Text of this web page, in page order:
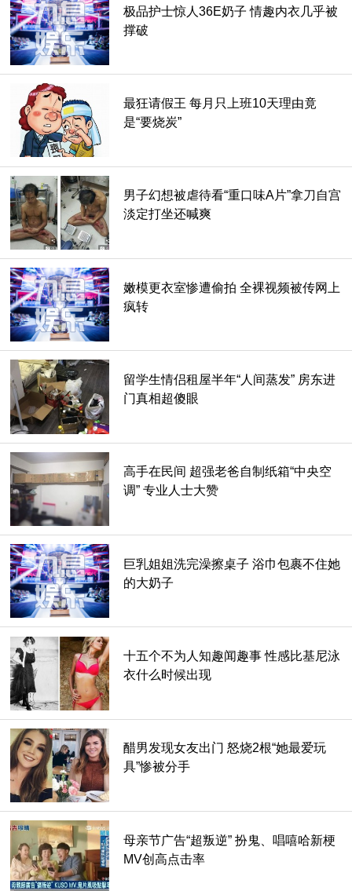
10. 虎蛇 (Tiger Snake)。
他们能够在澳洲最恶劣的环境中生存，忍受低温，也有使人类
死亡的毒液。
11. 菲律宾眼镜蛇 (Philippine Cobra)。
他以剧毒闻名，是眼镜蛇种中最强力的，会破坏人类心脏机能
及呼吸系统，在30分钟至1小时内致死。
12. 内陆太攀蛇 (Inland Taipan)。
他的攻击也非常精准，会快速地多次攻击，毒液强度也是数一
数二的。
13. 贝尔彻海蛇 (Belcher’s Sea Snake)。
他被认为是全球毒素最强的蛇类，比眼镜蛇强约100倍。如果
一滴眼镜蛇的毒液可以杀死约150人，他几毫克的毒液可以杀
死一千多人。不过幸运的是，他是比较胆小的蛇。
极品护士惊人36E奶子 情趣内衣几乎被
撑破
最狂请假王 每月只上班10天理由竟
是“要烧炭”
男子幻想被虐待看“重口味A片”拿刀自宫
淡定打坐还喊爽
嫩模更衣室惨遭偷拍 全裸视频被传网上
疯转
留学生情侣租屋半年“人间蒸发” 房东进
门真相超傻眼
高手在民间 超强老爸自制纸箱“中央空
调” 专业人士大赞
巨乳姐姐洗完澡擦桌子 浴巾包裹不住她
的大奶子
十五个不为人知趣闻趣事 性感比基尼泳
衣什么时候出现
醋男发现女友出门 怒烧2根“她最爱玩
具”惨被分手
母亲节广告“超叛逆” 扮鬼、唱嘻哈新梗
MV创高点击率